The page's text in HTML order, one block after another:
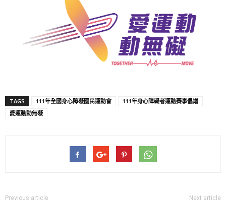
TAGS 111年全國身心障礙國民運動會
111年身心障礙者運動賽事倡議
愛運動動無礙
Previous article Next article